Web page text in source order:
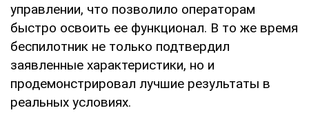
управлении, что позволило операторам
быстро освоить ее функционал. В то же время
беспилотник не только подтвердил
заявленные характеристики, но и
продемонстрировал лучшие результаты в
реальных условиях.